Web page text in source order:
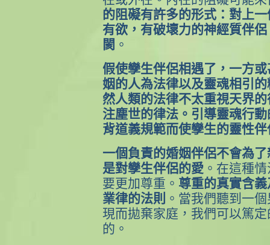
的阻礙有許多的形式：對上
有欲，有破壞力的神經質伴
閡 。
假使孿生伴侶相遇了，一方
姻的人為法律以及靈魂相引
然人類的法律不太重視天界
注塵世的律法。引導靈魂行
背道義規範而使孿生的靈性
一個負責的婚姻伴侶不會為
是對孿生伴侶的愛 。在這種
要更加尊重。 尊重的真實含
業律的法則 。當我們聽到一
現而拋棄家庭，我們可以篤
的。